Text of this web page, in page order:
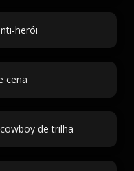
herói
cena
de trilha